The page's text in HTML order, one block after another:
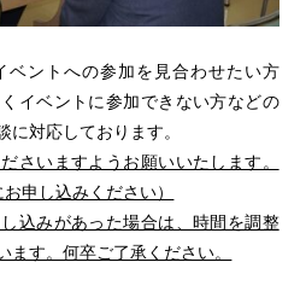
ベントへの参加を見合わせたい方
イベントに参加できない方などの
に対応しております。
さいますようお願いいたします。
申し込みください）
込みがあった場合は、時間を調整
ます。何卒ご了承ください。